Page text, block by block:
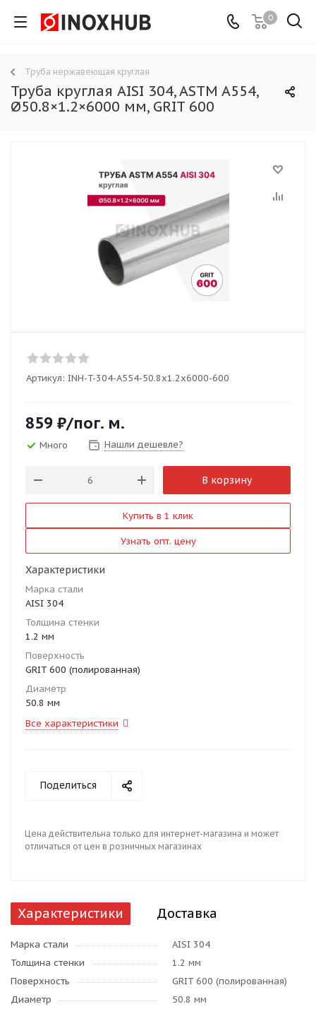
0
Труба нержавеющая круглая
Труба круглая AISI 304, ASTM A554,
Ø50.8×1.2×6000 мм, GRIT 600
Артикул: INH-T-304-A554-50.8x1.2x6000-600
859 ₽/пог. м.
Много Нашли дешевле?
В корзину
Купить в 1 клик
Узнать опт. цену
Характеристики
Марка стали
AISI 304
Толщина стенки
1.2 мм
Поверхность
GRIT 600 (полированная)
Диаметр
50.8 мм
Все характеристики
Поделиться
Цена действительна только для интернет-магазина и может
отличаться от цен в розничных магазинах
Характеристики Доставка
Марка стали
AISI 304
Толщина стенки
1.2 мм
Поверхность
GRIT 600 (полированная)
Диаметр
50.8 мм